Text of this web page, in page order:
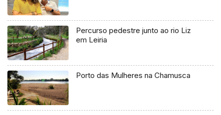
Percurso pedestre junto ao rio Liz
em Leiria
Porto das Mulheres na Chamusca